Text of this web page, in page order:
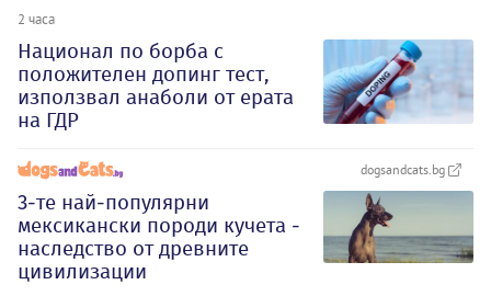
2 часа
Национал по борба с
положителен допинг тест,
използвал анаболи от ерата
на ГДР
dogsandcats.bg
3-те най-популярни
мексикански породи кучета -
наследство от древните
цивилизации